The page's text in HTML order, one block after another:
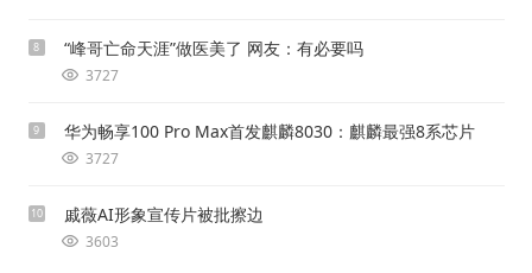
8 “峰哥亡命天涯”做医美了 网友：有必要吗
3727
9 华为畅享100 Pro Max首发麒麟8030：麒麟最强8系芯片
3727
10 戚薇AI形象宣传片被批擦边
3603